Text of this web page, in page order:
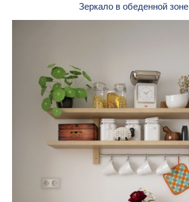
Зеркало в обеденной зоне